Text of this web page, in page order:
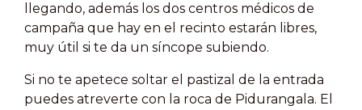
llegando, además los dos centros médicos de
campaña que hay en el recinto estarán libres,
muy útil si te da un síncope subiendo.
Si no te apetece soltar el pastizal de la entrada
puedes atreverte con la roca de Pidurangala. El